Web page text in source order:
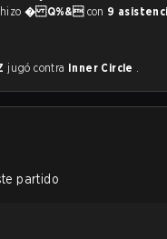
� Q%&con 9
jugó contra Inner Circle .
partido